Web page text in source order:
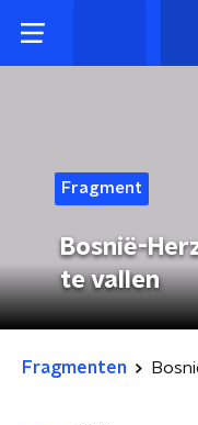
Fragment
Bosnië-
te vallen
Fragmenten